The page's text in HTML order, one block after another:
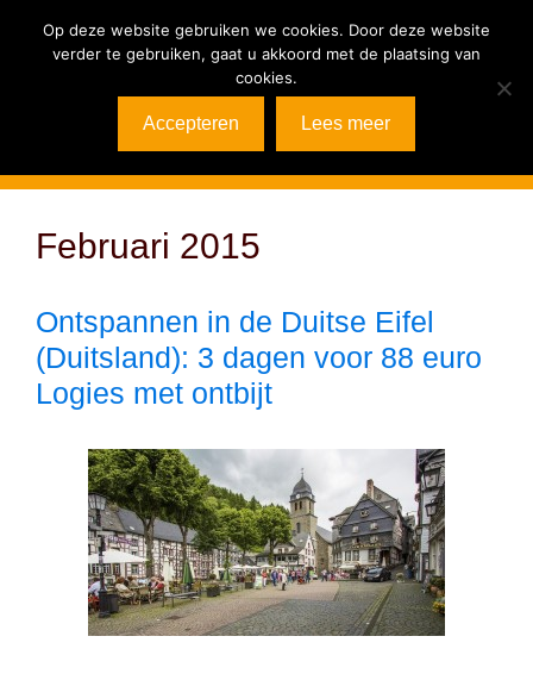
Menu
Februari 2015
Ontspannen in de Duitse Eifel
(Duitsland): 3 dagen voor 88 euro
Logies met ontbijt
Op deze website gebruiken we cookies. Door deze website
verder te gebruiken, gaat u akkoord met de plaatsing van
cookies.
Accepteren Lees meer